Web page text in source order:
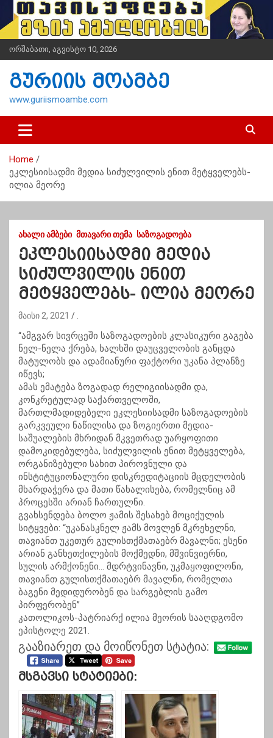
i
t
n
ორშაბათი, აგვისტო 10, 2026
გურიის მოამბე
www.guriismoambe.com
Home
ეკლესიისადმი მედია სიძულვილის ენით მეტყველებს-
ილია მეორე
ᲐᲮᲐᲚᲘ ᲐᲛᲑᲔᲑᲘ ᲛᲗᲐᲕᲐᲠᲘ ᲗᲔᲛᲐ ᲡᲐᲖᲝᲒᲐᲓᲝᲔᲑᲐ
ეკლესიისადმი მედია
სიძულვილის ენით
მეტყველებს- ილია მეორე
მაისი 2, 2021
“ამგვარ სივრცეში საზოგადოების კლასიკური გაგება
ნელ-ნელა ქრება, ხალხში დაუცველობის განცდა
მატულობს და ადამიანური ფაქტორი უკანა პლანზე
იწევს;
ამას ემატება ზოგადად რელიგიისადმი და,
კონკრეტულად საქართველოში,
მართლმადიდებელი ეკლესიისადმი საზოგადოების
გარკვეული ნაწილისა და ზოგიერთი მედია-
საშუალების მხრიდან მკვეთრად უარყოფითი
დამოკიდებულება, სიძულვილის ენით მეტყველება,
ორგანიზებული სახით პიროვნული და
ინსტიტუციონალური დისკრედიტაციის მცდელობის
მხარდაჭერა და მათი წახალისება, რომელნიც ამ
პროცესში არიან ჩართულნი.
გვახსენდება ბოლო ჟამის შესახებ მოციქულის
სიტყვები: “უკანასკნელ ჟამს მოვლენ მკრეხელნი,
თავიანთ უკეთურ გულისთქმათაებრ მავალნი; ესენი
არიან განხეთქილების მოქმედნი, მშვინვიერნი,
სულის არმქონენი… მდრტვინავნი, უკმაყოფილონი,
თავიანთ გულისთქმათაებრ მავალნი, რომელთა
ბაგენი მედიდურობენ და სარგებლის გამო
პირფერობენ”
კათოლიკოს-პატრიარქ ილია მეორის სააღდგომო
ეპისტოლე 2021.
გააზიარეთ და მოიწონეთ სტატია:
Მსგავსი Სტატიები: